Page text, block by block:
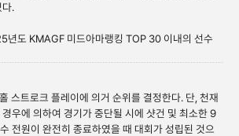
다.
년도 KMAGF 미드아마랭킹 TOP 30 이내의 선수
스트로크 플레이에 의거 순위를 결정한다. 단, 천재
우에 의하여 경기가 중단될 시에 샷건 및 최소한 9
전원이 완전히 종료하였을 때 대회가 성립된 것으